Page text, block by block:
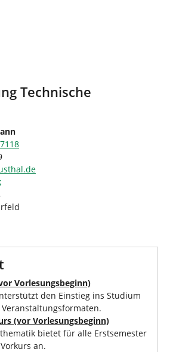
Technische
.de
Vorlesungsbeginn)
den Einstieg ins Studium
(vor Vorlesungsbeginn)
bietet für alle Erstsemester
an.